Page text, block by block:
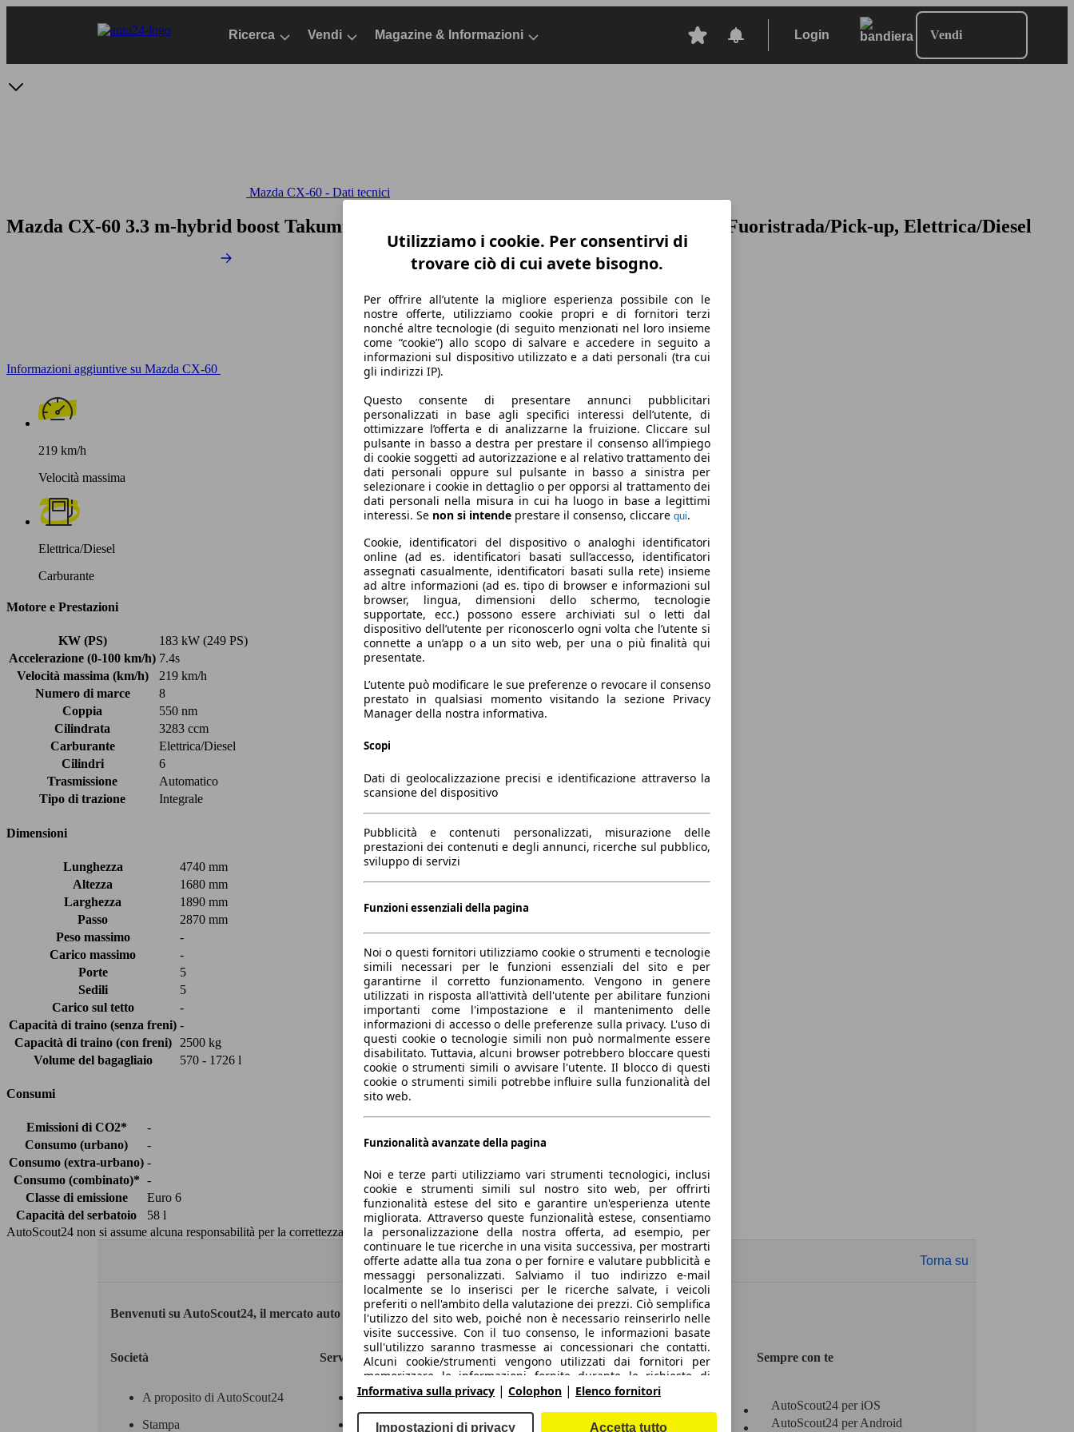
Ricerca Vendi Magazine & Informazioni Login Vendi
Mazda CX-60 - Dati tecnici
Mazda CX-60 3.3 m-hybrid boost Takumi DriverAssistance awd 249cv a Dal 2022, SUV/Fuoristrada/Pick-up, Elettrica/Diesel
Informazioni aggiuntive su Mazda CX-60
219 km/h
Velocità massima
Elettrica/Diesel
Carburante
Motore e Prestazioni
KW (PS)
183 kW (249 PS)
Accelerazione (0-100 km/h) 7.4s
Velocità massima (km/h)
219 km/h
Numero di marce
8
Coppia
550 nm
Cilindrata
3283 ccm
Carburante
Elettrica/Diesel
Cilindri
6
Trasmissione
Automatico
Tipo di trazione
Integrale
Dimensioni
Lunghezza
4740 mm
Altezza
1680 mm
Larghezza
1890 mm
Passo
2870 mm
Peso massimo
-
Carico massimo
-
Porte
5
Sedili
5
Carico sul tetto
-
Capacità di traino (senza freni) -
Capacità di traino (con freni)
2500 kg
Volume del bagagliaio
570 - 1726 l
Consumi
Emissioni di CO2*
-
Consumo (urbano)
-
Consumo (extra-urbano) -
Consumo (combinato)* -
Classe di emissione
Euro 6
Capacità del serbatoio
58 l
AutoScout24 non si assume alcuna responsabilità per la correttezza dei dati.
Torna su
Benvenuti su AutoScout24, il mercato auto europeo.
Società
A proposito di AutoScout24
Stampa
Servizi
Contatti
Marche e modelli
Area rivenditori
Servizi per i dealer
Sempre con te
AutoScout24 per iOS
AutoScout24 per Android
Utilizziamo i cookie. Per consentirvi di
trovare ciò di cui avete bisogno.
Per offrire all’utente la migliore esperienza possibile con le
nostre offerte, utilizziamo cookie propri e di fornitori terzi
nonché altre tecnologie (di seguito menzionati nel loro insieme
come “cookie”) allo scopo di salvare e accedere in seguito a
informazioni sul dispositivo utilizzato e a dati personali (tra cui
gli indirizzi IP).
Questo consente di presentare annunci pubblicitari
personalizzati in base agli specifici interessi dell’utente, di
ottimizzare l’offerta e di analizzarne la fruizione. Cliccare sul
pulsante in basso a destra per prestare il consenso all’impiego
di cookie soggetti ad autorizzazione e al relativo trattamento dei
dati personali oppure sul pulsante in basso a sinistra per
selezionare i cookie in dettaglio o per opporsi al trattamento dei
dati personali nella misura in cui ha luogo in base a legittimi
interessi. Se non si intende prestare il consenso, cliccare qui.
Cookie, identificatori del dispositivo o analoghi identificatori
online (ad es. identificatori basati sull’accesso, identificatori
assegnati casualmente, identificatori basati sulla rete) insieme
ad altre informazioni (ad es. tipo di browser e informazioni sul
browser, lingua, dimensioni dello schermo, tecnologie
supportate, ecc.) possono essere archiviati sul o letti dal
dispositivo dell’utente per riconoscerlo ogni volta che l’utente si
connette a un’app o a un sito web, per una o più finalità qui
presentate.
L’utente può modificare le sue preferenze o revocare il consenso
prestato in qualsiasi momento visitando la sezione Privacy
Manager della nostra informativa.
Scopi
Dati di geolocalizzazione precisi e identificazione attraverso la
scansione del dispositivo
Pubblicità e contenuti personalizzati, misurazione delle
prestazioni dei contenuti e degli annunci, ricerche sul pubblico,
sviluppo di servizi
Funzioni essenziali della pagina
Noi o questi fornitori utilizziamo cookie o strumenti e tecnologie
simili necessari per le funzioni essenziali del sito e per
garantirne il corretto funzionamento. Vengono in genere
utilizzati in risposta all'attività dell'utente per abilitare funzioni
importanti come l'impostazione e il mantenimento delle
informazioni di accesso o delle preferenze sulla privacy. L'uso di
questi cookie o tecnologie simili non può normalmente essere
disabilitato. Tuttavia, alcuni browser potrebbero bloccare questi
cookie o strumenti simili o avvisare l'utente. Il blocco di questi
cookie o strumenti simili potrebbe influire sulla funzionalità del
sito web.
Funzionalità avanzate della pagina
Noi e terze parti utilizziamo vari strumenti tecnologici, inclusi
cookie e strumenti simili sul nostro sito web, per offrirti
funzionalità estese del sito e garantire un'esperienza utente
migliorata. Attraverso queste funzionalità estese, consentiamo
la personalizzazione della nostra offerta, ad esempio, per
continuare le tue ricerche in una visita successiva, per mostrarti
offerte adatte alla tua zona o per fornire e valutare pubblicità e
messaggi personalizzati. Salviamo il tuo indirizzo e-mail
localmente se lo inserisci per le ricerche salvate, i veicoli
preferiti o nell'ambito della valutazione dei prezzi. Ciò semplifica
l'utilizzo del sito web, poiché non è necessario reinserirlo nelle
visite successive. Con il tuo consenso, le informazioni basate
sull'utilizzo saranno trasmesse ai concessionari che contatti.
Alcuni cookie/strumenti vengono utilizzati dai fornitori per
memorizzare le informazioni fornite durante le richieste di
finanziamento per 30 giorni e per riutilizzarle automaticamente
finanziamento. Senza l'utilizzo di tali cookie/strumenti, tali
Informativa sulla privacy | Colophon | Elenco fornitori
Impostazioni di privacy Accetta tutto